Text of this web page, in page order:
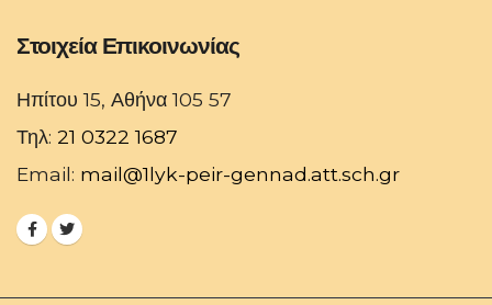
Στοιχεία Επικοινωνίας
Ηπίτου 15, Αθήνα 105 57
Τηλ: 21 0322 1687
Email: mail@1lyk-peir-gennad.att.sch.gr